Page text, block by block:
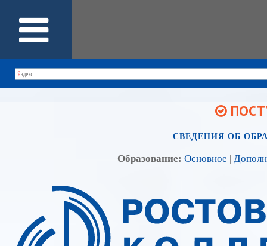
СВЕДЕНИЯ ОБ
Образование: Основное |